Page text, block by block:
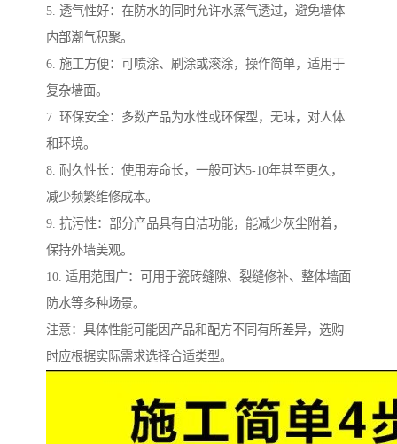
5. 透气性好：在防水的同时允许水蒸气透过，避免墙体
内部潮气积聚。
6. 施工方便：可喷涂、刷涂或滚涂，操作简单，适用于
复杂墙面。
7. 环保安全：多数产品为水性或环保型，无味，对人体
和环境。
8. 耐久性长：使用寿命长，一般可达5-10年甚至更久，
减少频繁维修成本。
9. 抗污性：部分产品具有自洁功能，能减少灰尘附着，
保持外墙美观。
10. 适用范围广：可用于瓷砖缝隙、裂缝修补、整体墙面
防水等多种场景。
注意：具体性能可能因产品和配方不同有所差异，选购
时应根据实际需求选择合适类型。